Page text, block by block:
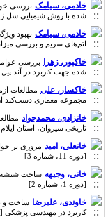
خادمی، سیامک
شده با روش شیمیایی سل ژل [دوره 7،
خادمی، سیامک
اتم‌های سریم و بررسی میزان
خاکپور، زهرا
شده جهت کاربرد در آند پیل
خاکسار، علی مطالعات
مجموعه معماری دست‌کند ارزانفود
خانزادی، محمدجواد مطالعه
تاریخی سیروان، استان ایلام [دوره 11،
خانعلی، امید مروری بر خواص
[دوره 11، شماره 3]
خانی، وجیهه
[دوره 1، شماره 2]
خاوندی، علیرضا
کاربرد در مهندسی پزشکی [دوره 3،